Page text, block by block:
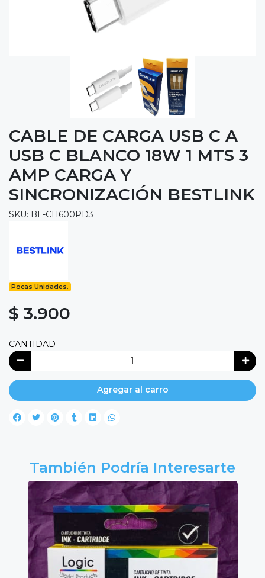
CABLE DE CARGA USB C A
USB C BLANCO 18W 1 MTS 3
AMP CARGA Y
SINCRONIZACIÓN BESTLINK
SKU: BL-CH600PD3
Pocas Unidades.
$ 3.900
CANTIDAD
Agregar al carro
También Podría Interesarte